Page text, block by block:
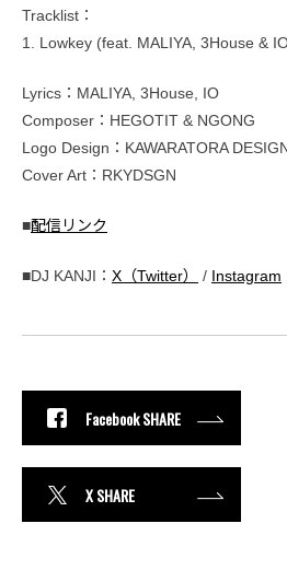
Tracklist：
1. Lowkey (feat. MALIYA, 3House &
Lyrics：MALIYA, 3House, IO
Composer：HEGOTIT & NGONG
Logo Design：KAWARATORA
Cover Art：RKYDSGN
■配信リンク
■DJ KANJI： X（Twitter） / Instagram
Facebook SHARE
X SHARE